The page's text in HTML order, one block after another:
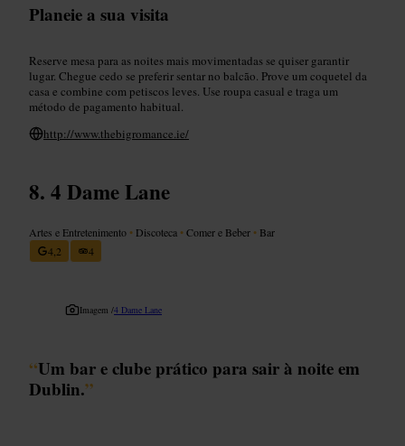
Planeie a sua visita
Reserve mesa para as noites mais movimentadas se quiser garantir
lugar. Chegue cedo se preferir sentar no balcão. Prove um coquetel da
casa e combine com petiscos leves. Use roupa casual e traga um
método de pagamento habitual.
http://www.thebigromance.ie/
4 Dame Lane
Artes e Entretenimento • Discoteca •Comer e Beber • Bar
4,2
4
Imagem /4 Dame Lane
“Um bar e clube prático para sair à noite em
Dublin.”